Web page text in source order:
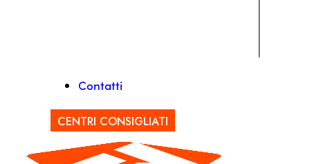
Contatti
CENTRI CONSIGLIATI